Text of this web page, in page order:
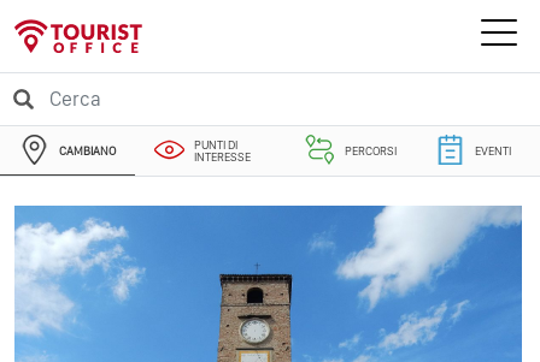
CAMBIANO
PUNTI DI
INTERESSE
PERCORSI EVENTI